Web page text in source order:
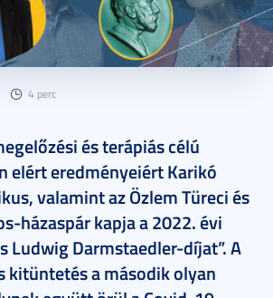
4 perc
és terápiás célú
elért eredményeiért Karikó
valamint az Özlem Türeci és
házaspár kapja a 2022. évi
Ludwig Darmstaedler-díjat”. A
kitüntetés a második olyan